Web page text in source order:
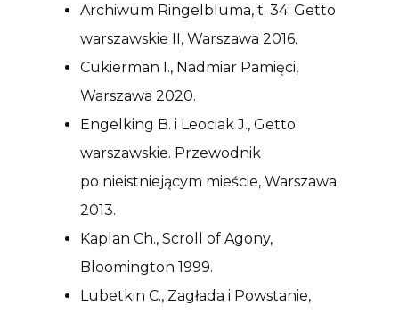
Archiwum Ringelbluma, t. 34: Getto
warszawskie II, Warszawa 2016.
Cukierman I., Nadmiar Pamięci,
Warszawa 2020.
Engelking B. i Leociak J., Getto
warszawskie. Przewodnik
po nieistniejącym mieście, Warszawa
2013.
Kaplan Ch., Scroll of Agony,
Bloomington 1999.
Lubetkin C., Zagłada i Powstanie,